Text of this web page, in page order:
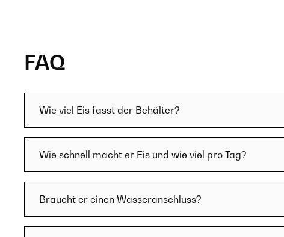
FAQ
Wie viel Eis fasst der Behälter?
Wie schnell macht er Eis und wie viel pro Tag?
Braucht er einen Wasseranschluss?